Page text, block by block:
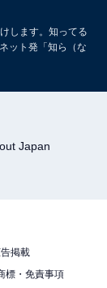
します。知ってる
ット発「知ら（な
Japan
掲載
標・免責事項